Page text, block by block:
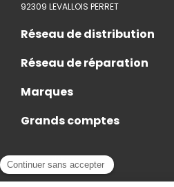
92309 LEVALLOIS PERRET
Réseau de distribution
Réseau de réparation
Marques
Grands comptes
Actualités